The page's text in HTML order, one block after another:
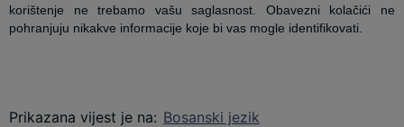
korištenje ne trebamo vašu saglasnost. Obavezni kolačići ne
pohranjuju nikakve informacije koje bi vas mogle identifikovati.
Prikazana vijest je na: Bosanski jezik